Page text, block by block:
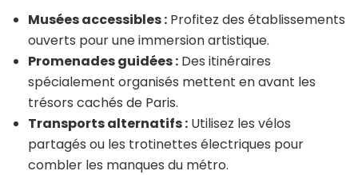
Musées accessibles : Profitez des établissements
ouverts pour une immersion artistique.
Promenades guidées : Des itinéraires
spécialement organisés mettent en avant les
trésors cachés de Paris.
Transports alternatifs : Utilisez les vélos
partagés ou les trotinettes électriques pour
combler les manques du métro.